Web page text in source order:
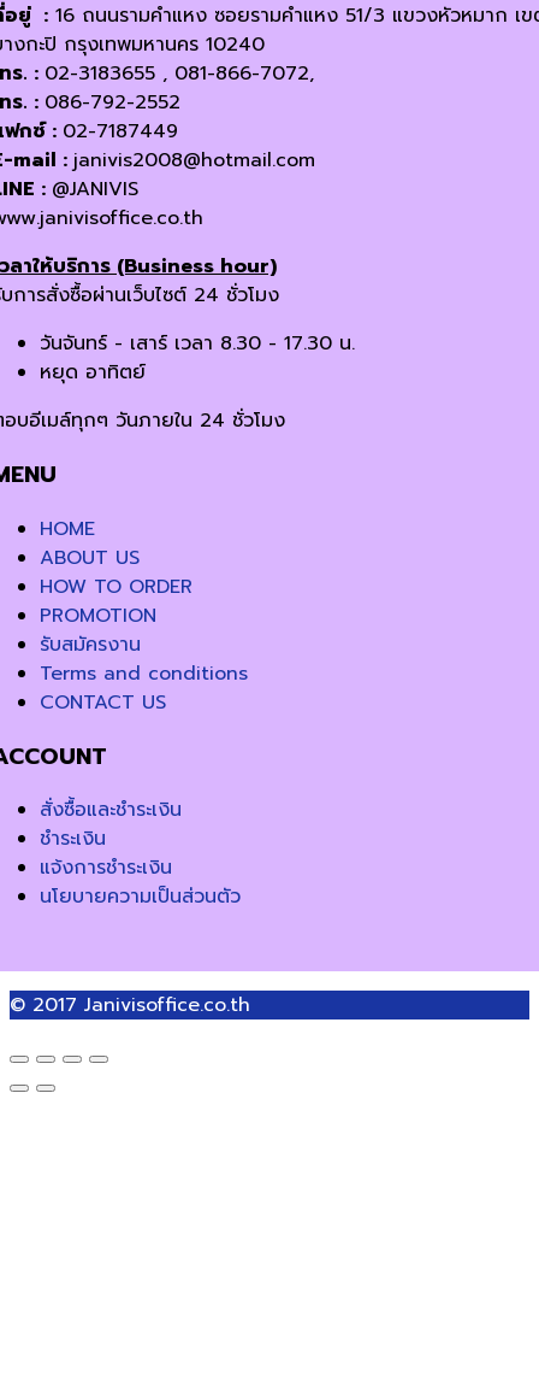
อยู่ : 16 ถนนรามคำแหง ซอยรามคำแหง 51/3 แขวงหัวหมาก เ
งกะปิ กรุงเทพมหานคร 10240
ร. : 02-3183655 , 081-866-7072,
ร. : 086-792-2552
กซ์ : 02-7187449
mail : janivis2008@hotmail.com
: @JANIVIS
ลาให้บริการ (Business hour)
การสั่งซื้อผ่านเว็บไซต์ 24 ชั่วโมง
วันจันทร์ - เสาร์ เวลา 8.30 - 17.30 น.
หยุด อาทิตย์
บอีเมล์ทุกๆ วันภายใน 24 ชั่วโมง
HOME
ABOUT US
HOW TO ORDER
PROMOTION
รับสมัครงาน
Terms and conditions
CONTACT US
สั่งซื้อและชำระเงิน
ชำระเงิน
แจ้งการชำระเงิน
นโยบายความเป็นส่วนตัว
© 2017 Janivisoffice.co.th